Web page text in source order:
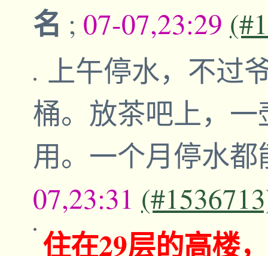
名 ; 07-07,23:29
上午停水，不过
桶。放茶吧上，
用。一个月停水
07,23:31
住在29层的高楼